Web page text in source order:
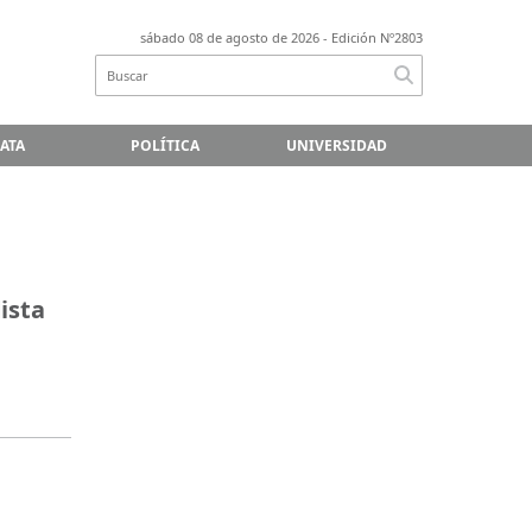
sábado 08 de agosto de 2026 - Edición Nº2803
POLÍTICA UNIVERSIDAD